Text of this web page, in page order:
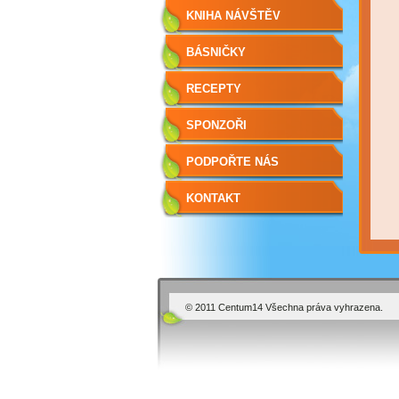
KNIHA NÁVŠTĚV
BÁSNIČKY
RECEPTY
SPONZOŘI
PODPOŘTE NÁS
KONTAKT
© 2011 Centum14 Všechna práva vyhrazena.